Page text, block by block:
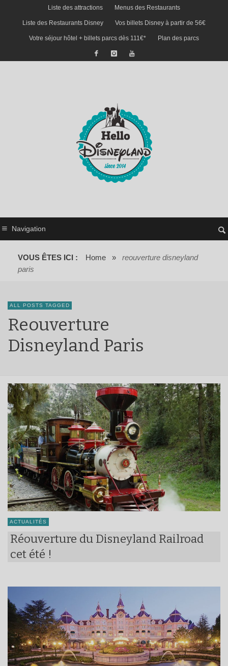
Liste des attractions Menus des Restaurants
Liste des Restaurants Disney Vos billets Disney à partir de 56€
Votre séjour hôtel + billets parcs dès 111€* Plan des parcs
Navigation
VOUS ÊTES ICI : Home »
reouverture disneyland
paris
ALL POSTS TAGGED
Reouverture
Disneyland Paris
ACTUALITÉS
Réouverture du Disneyland Railroad
cet été !